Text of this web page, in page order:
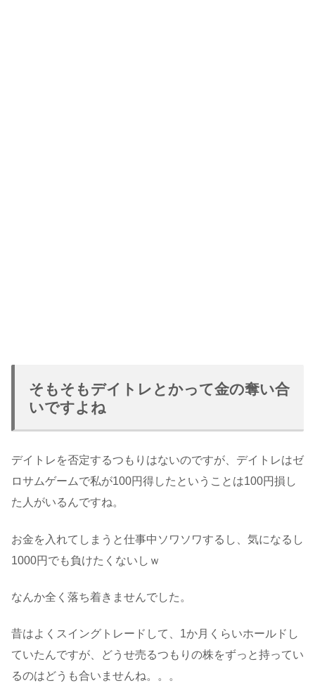
そもそもデイトレとかって金の奪い合
いですよね
デイトレを否定するつもりはないのですが、デイトレはゼ
ロサムゲームで私が100円得したということは100円損し
た人がいるんですね。
お金を入れてしまうと仕事中ソワソワするし、気になるし
1000円でも負けたくないしｗ
なんか全く落ち着きませんでした。
昔はよくスイングトレードして、1か月くらいホールドし
ていたんですが、どうせ売るつもりの株をずっと持ってい
るのはどうも合いませんね。。。